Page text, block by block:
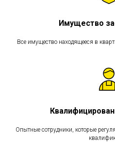
Имущество
Все имущество находящееся в
Опытные сотрудники, которые